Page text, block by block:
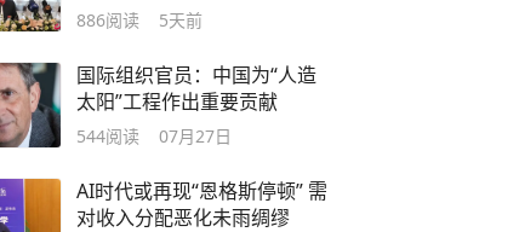
886阅读 5天前
国际组织官员：中国为“人造
太阳”工程作出重要贡献
544阅读 07月27日
AI时代或再现“恩格斯停顿” 需
对收入分配恶化未雨绸缪